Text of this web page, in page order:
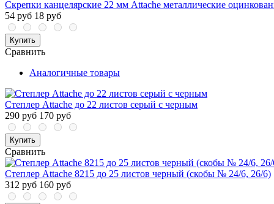
Скрепки канцелярские 22 мм Attache металлические
54 руб 18 руб
Купить
Сравнить
Аналогичные товары
Степлер Attache до 22 листов серый с черным
290 руб 170 руб
Купить
Сравнить
Степлер Attache 8215 до 25 листов черный (скобы № 24/6, 26/6)
312 руб 160 руб